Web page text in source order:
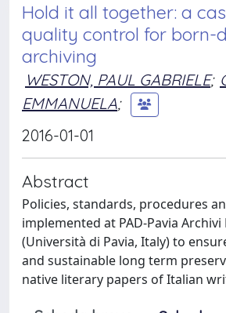
Hold it all together: a
quality control for born-
archiving
WESTON, PAUL GABRIELE;
EMMANUELA;
2016-01-01
Abstract
Policies, standards, procedures
implemented at PAD-Pavia
(Università di Pavia, Italy) to
and sustainable long term
native literary papers of Italian